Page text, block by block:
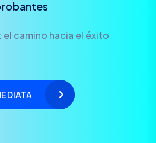
camino hacia el éxito